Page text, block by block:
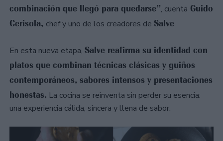
combinación que llegó para quedarse”, cuenta Guido
Cerisola, chef y uno de los creadores de Salve.
En esta nueva etapa, Salve reafirma su identidad con
platos que combinan técnicas clásicas y guiños
contemporáneos, sabores intensos y presentaciones
honestas. La cocina se reinventa sin perder su esencia:
una experiencia cálida, sincera y llena de sabor.